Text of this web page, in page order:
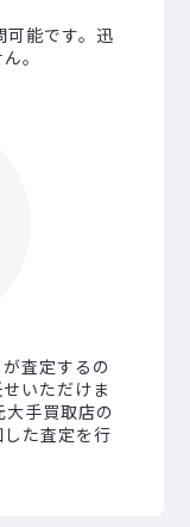
可能です。迅
。
査定するの
いただけま
手買取店の
た査定を行